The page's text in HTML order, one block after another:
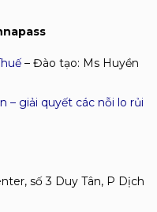
– Đào tạo: Ms Huyền
– giải quyết các nỗi lo rủi
số 3 Duy Tân, P Dịch